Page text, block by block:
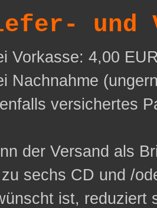
und
Vorkasse: 4,00
Nachnahme
versichertes
der Versand als
zu sechs CD und /
ist, reduziert